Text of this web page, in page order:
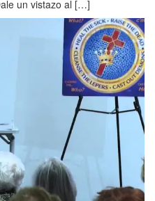
un vistazo al […]